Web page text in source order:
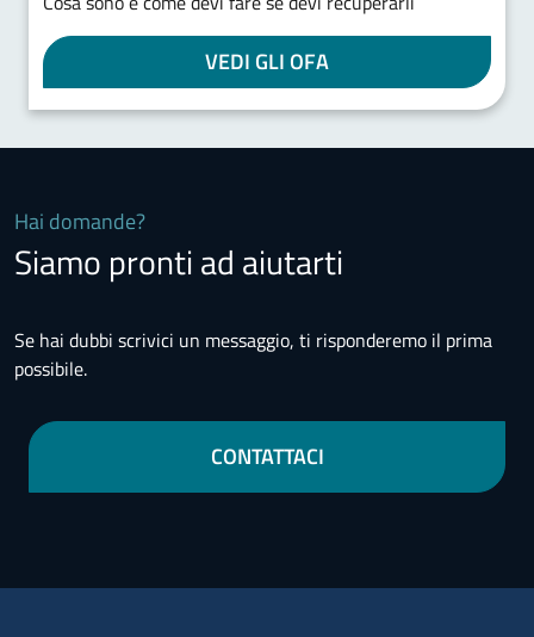
VEDI GLI OFA
Hai domande?
Siamo pronti ad aiutarti
Se hai dubbi scrivici un messaggio, ti risponderemo il prima
possibile.
CONTATTACI